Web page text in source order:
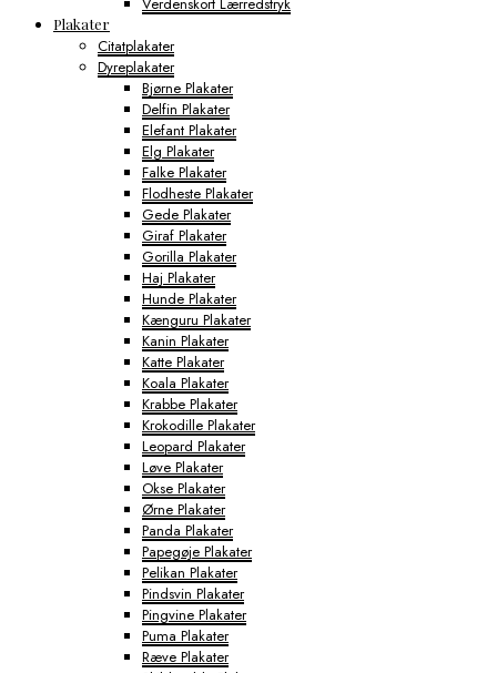
Plakater
Citatplakater
Dyreplakater
Bjørne Plakater
Delfin Plakater
Elefant Plakater
Elg Plakater
Falke Plakater
Flodheste Plakater
Gede Plakater
Giraf Plakater
Gorilla Plakater
Haj Plakater
Hunde Plakater
Kænguru Plakater
Kanin Plakater
Katte Plakater
Koala Plakater
Krabbe Plakater
Krokodille Plakater
Leopard Plakater
Løve Plakater
Okse Plakater
Ørne Plakater
Panda Plakater
Papegøje Plakater
Pelikan Plakater
Pindsvin Plakater
Pingvine Plakater
Puma Plakater
Ræve Plakater